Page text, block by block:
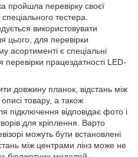
пройшла перевірку своєї
тестера.
використовувати
цього, для перевірки
асортименті є спеціальні
працездатності LED-
довжину планок, відстань між
товару, а також
підключення відповідає фото і
для кріплення. Варто
можуть бути встановлені
між центрами лінз може не